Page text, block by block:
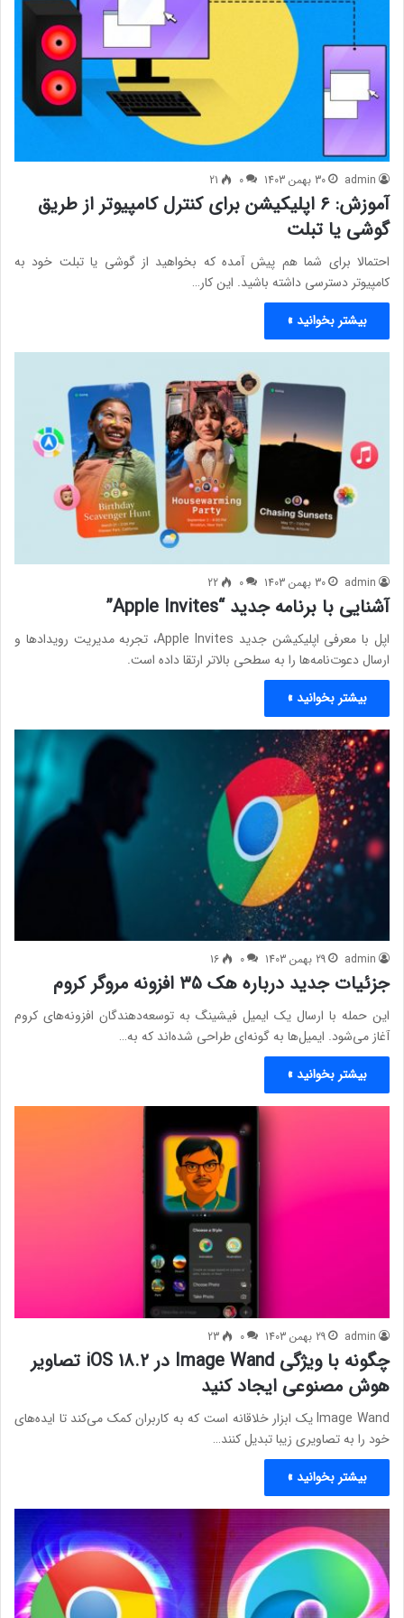
admin 30 بهمن 1403 0
21
آموزش: ۶ اپلیکیشن برای کنترل کامپیوتر از طریق
گوشی یا تبلت
احتمالا برای شما هم پیش آمده که بخواهید از گوشی یا تبلت خود به
کامپیوتر دسترسی داشته باشید. این کار…
بیشتر بخوانید »
admin 30 بهمن 1403 0
22
آشنایی با برنامه جدید “Apple Invites”
اپل با معرفی اپلیکیشن جدید Apple Invites، تجربه مدیریت رویدادها و
ارسال دعوت‌نامه‌ها را به سطحی بالاتر ارتقا داده است.
بیشتر بخوانید »
admin 29 بهمن 1403 0
16
جزئیات جدید درباره هک ۳۵ افزونه مروگر کروم
این حمله با ارسال یک ایمیل فیشینگ به توسعه‌دهندگان افزونه‌های کروم
آغاز می‌شود. ایمیل‌ها به گونه‌ای طراحی شده‌اند که به…
بیشتر بخوانید »
admin 29 بهمن 1403 0
23
چگونه با ویژگی Image Wand در iOS 18.2 تصاویر
هوش مصنوعی ایجاد کنید
Image Wand یک ابزار خلاقانه است که به کاربران کمک می‌کند تا ایده‌های
خود را به تصاویری زیبا تبدیل کنند…
بیشتر بخوانید »